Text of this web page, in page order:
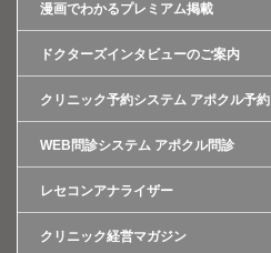
漫画でわかるプレミアム掲載
ドクターズインタビューのご案内
クリニック予約システム アポクル予約
WEB問診システム アポクル問診
レセコンアナライザー
クリニック経営マガジン